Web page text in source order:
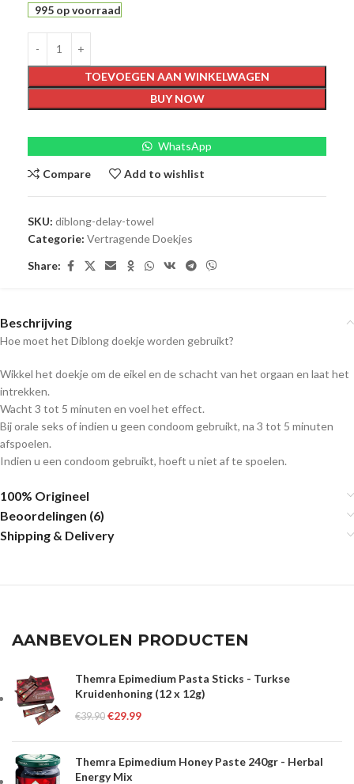
995 op voorraad
TOEVOEGEN AAN WINKELWAGEN
BUY NOW
WhatsApp
Compare Add to wishlist
SKU: diblong-delay-towel
Categorie: Vertragende Doekjes
Share:
Beschrijving
Hoe moet het Diblong doekje worden gebruikt?
Wikkel het doekje om de eikel en de schacht van het orgaan en laat het
intrekken.
Wacht 3 tot 5 minuten en voel het effect.
Bij orale seks of indien u geen condoom gebruikt, na 3 tot 5 minuten
afspoelen.
Indien u een condoom gebruikt, hoeft u niet af te spoelen.
100% Origineel
Beoordelingen (6)
Shipping & Delivery
AANBEVOLEN PRODUCTEN
Themra Epimedium Pasta Sticks - Turkse
Kruidenhoning (12 x 12g)
€39.90 €29.99
Themra Epimedium Honey Paste 240gr - Herbal
Energy Mix